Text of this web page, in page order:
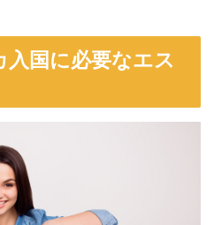
入国に必要なエス